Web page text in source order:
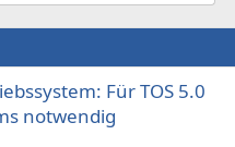
Für TOS 5.0
notwendig